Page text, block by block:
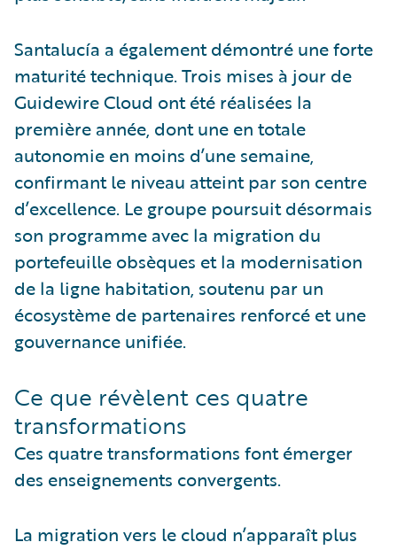
Santalucía a également démontré une forte
maturité technique. Trois mises à jour de
Guidewire Cloud ont été réalisées la
première année, dont une en totale
autonomie en moins d’une semaine,
confirmant le niveau atteint par son centre
d’excellence. Le groupe poursuit désormais
son programme avec la migration du
portefeuille obsèques et la modernisation
de la ligne habitation, soutenu par un
écosystème de partenaires renforcé et une
gouvernance unifiée.
Ce que révèlent ces quatre
transformations
Ces quatre transformations font émerger
des enseignements convergents.
La migration vers le cloud n’apparaît plus